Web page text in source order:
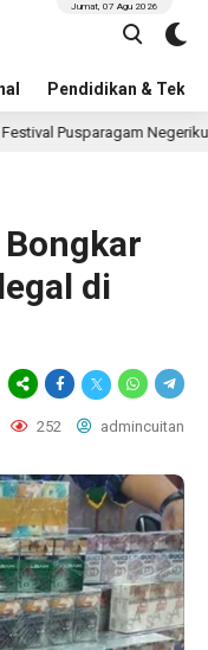
Pendidikan &
Jumat, 07 Agu 2026
Negeriku
Bongkar
di
252 admincuitan